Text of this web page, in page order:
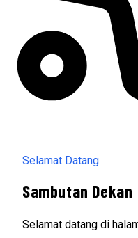
Selamat Datang
Sambutan Dekan
Selamat datang di